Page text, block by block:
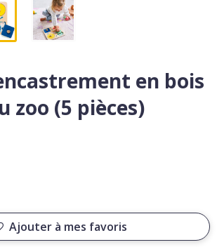
en bois
zoo (5 pièces)
Ajouter à mes favoris